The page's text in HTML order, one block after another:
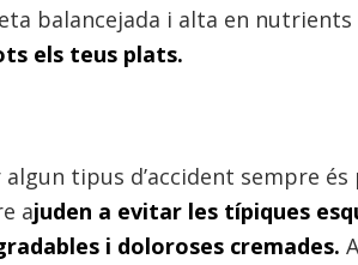
balancejada i alta en nutrients
els teus plats.
tipus d’accident sempre és
ajuden a evitar les típiques
i doloroses cremades.